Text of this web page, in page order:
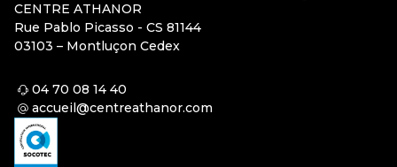
CENTRE ATHANOR
Rue Pablo Picasso - CS 81144
03103 – Montluçon Cedex
04 70 08 14 40
accueil@centreathanor.com